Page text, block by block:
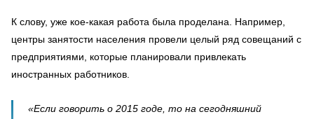
К слову, уже кое-какая работа была проделана. Например,
центры занятости населения провели целый ряд совещаний с
предприятиями, которые планировали привлекать
иностранных работников.
«Если говорить о 2015 годе, то на сегодняшний